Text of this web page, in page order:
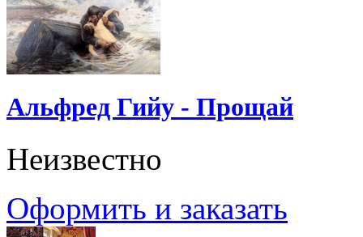
Альфред Гийу - Прощай
Неизвестно
Оформить и заказать